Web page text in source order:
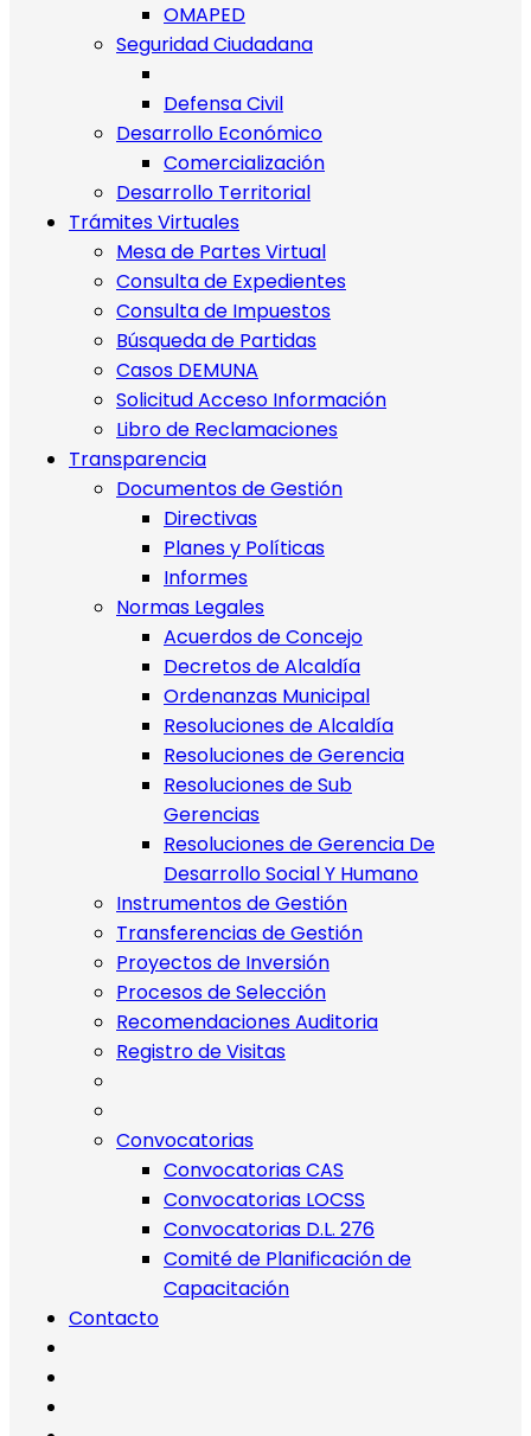
OMAPED
Seguridad Ciudadana
Defensa Civil
Desarrollo Económico
Comercialización
Desarrollo Territorial
Trámites Virtuales
Mesa de Partes Virtual
Consulta de Expedientes
Consulta de Impuestos
Búsqueda de Partidas
Casos DEMUNA
Solicitud Acceso Información
Libro de Reclamaciones
Transparencia
Documentos de Gestión
Directivas
Planes y Políticas
Informes
Normas Legales
Acuerdos de Concejo
Decretos de Alcaldía
Ordenanzas Municipal
Resoluciones de Alcaldía
Resoluciones de Gerencia
Resoluciones de Sub
Gerencias
Resoluciones de Gerencia De
Desarrollo Social Y Humano
Instrumentos de Gestión
Transferencias de Gestión
Proyectos de Inversión
Procesos de Selección
Recomendaciones Auditoria
Registro de Visitas
Convocatorias
Convocatorias CAS
Convocatorias LOCSS
Convocatorias D.L. 276
Comité de Planificación de
Capacitación
Contacto